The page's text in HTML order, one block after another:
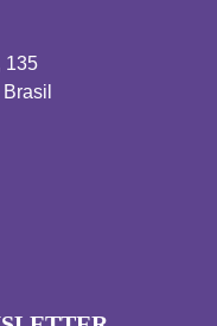
135